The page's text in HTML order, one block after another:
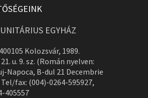
EGYHÁZ
400105 Kolozsvár, 1989.
u. 9. sz. (Román nyelven:
Napoca, B-dul 21 Decembrie
Tel/fax: (004)-0264-595927,
405557